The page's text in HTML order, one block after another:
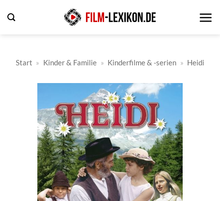
Inhalt
Start » Kinder & Familie » Kinderfilme & -serien » Heidi